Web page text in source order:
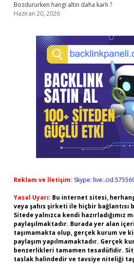
Bozdururken hangi altın daha karlı ?
Haziran 20, 2026
Reklam ve İletişim: Skype:
Yasal Uyarı: Bu internet sitesi,
veya şahıs şirketi ile hiçbir bağlantısı
Sitede yalnızca kendi hazırladığımız
paylaşılmaktadır. Burada yer alan
taşımamakta olup, gerçek kurum ve
paylaşım yapılmamaktadır. Gerçek
benzerlikleri tamamen tesadüfidir.
taslak halindedir ve tavsiye niteliği